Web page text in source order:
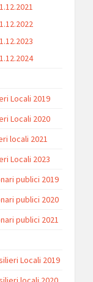
Locali 2019
Locali 2020
locali 2021
Locali 2023
publici 2019
publici 2020
publici 2021
Locali 2019